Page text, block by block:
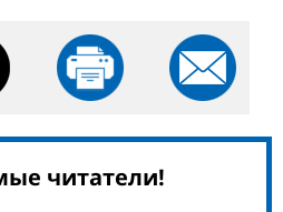
читатели!